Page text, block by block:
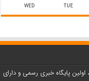
TUE
WED
پایگاه خبری رسمی و دارای